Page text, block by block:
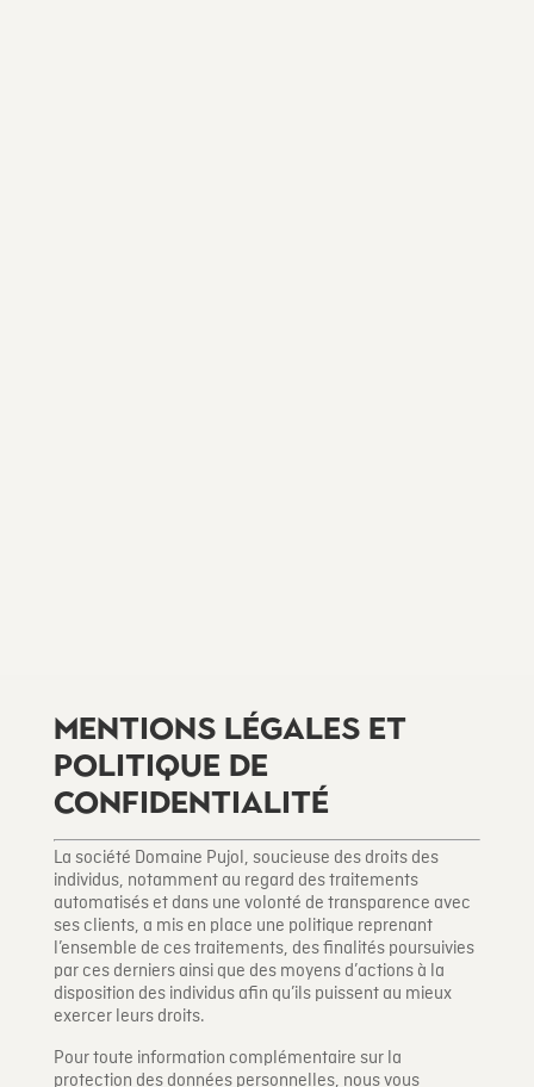
Mentions légales et
politique de
confidentialité
La société Domaine Pujol, soucieuse des droits des
individus, notamment au regard des traitements
automatisés et dans une volonté de transparence avec
ses clients, a mis en place une politique reprenant
l’ensemble de ces traitements, des finalités poursuivies
par ces derniers ainsi que des moyens d’actions à la
disposition des individus afin qu’ils puissent au mieux
exercer leurs droits.
Pour toute information complémentaire sur la
protection des données personnelles, nous vous